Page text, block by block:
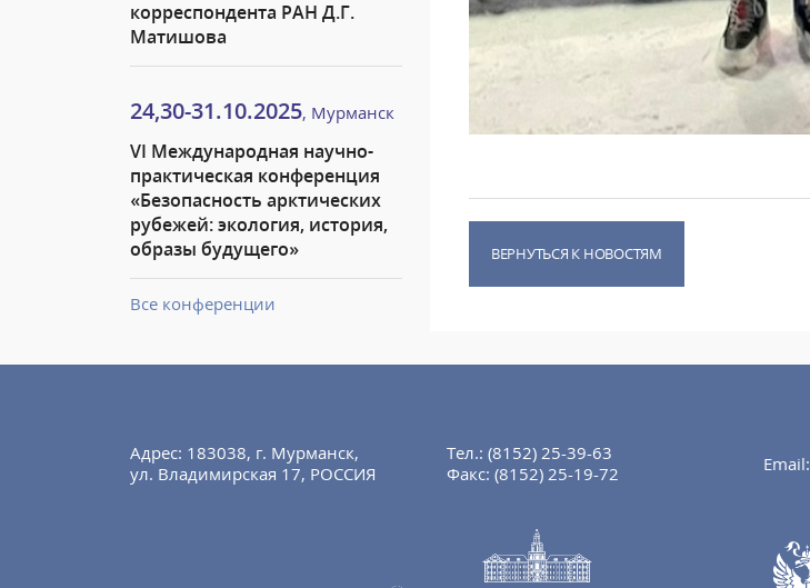
корреспондента РАН Д.Г.
Матишова
24,30-31.10.2025, Мурманск
VI Международная научно-
практическая конференция
«Безопасность арктических
рубежей: экология, история,
образы будущего»
Все конференции
ВЕРНУТЬСЯ К НОВОСТЯМ
Адрес: 183038, г. Мурманск,
ул. Владимирская 17, РОССИЯ
Тел.: (8152) 25-39-63
Факс: (8152) 25-19-72 Email: